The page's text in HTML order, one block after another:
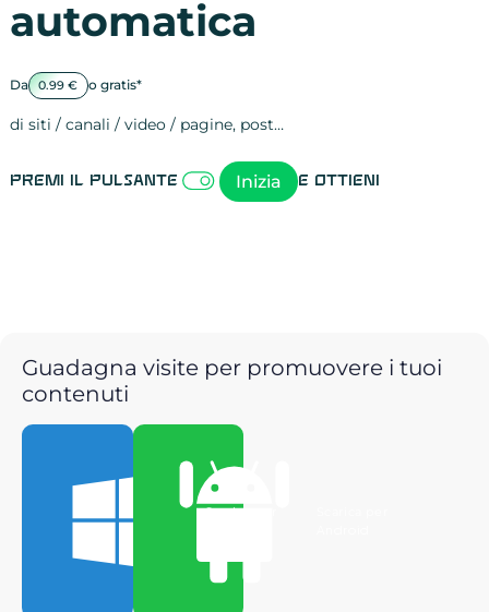
automatica
Da 0.99 € o gratis*
di siti / canali / video / pagine, post…
Premi il pulsante Inizia e ottieni
Guadagna visite per promuovere i tuoi
contenuti
Scarica per